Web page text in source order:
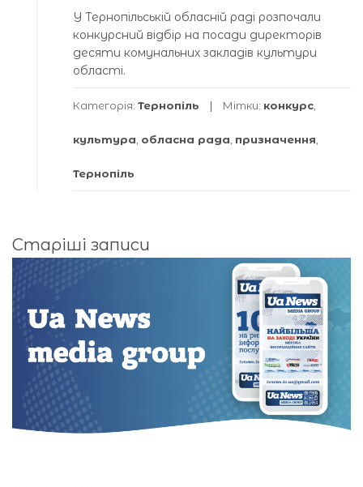
У Тернопільській обласній раді розпочали
конкурсний відбір на посади директорів
десяти комунальних закладів культури
області.
Категорія: Тернопіль Мітки: конкурс,
культура, обласна рада, призначення,
Тернопіль
Навігація
за
Старіші записи